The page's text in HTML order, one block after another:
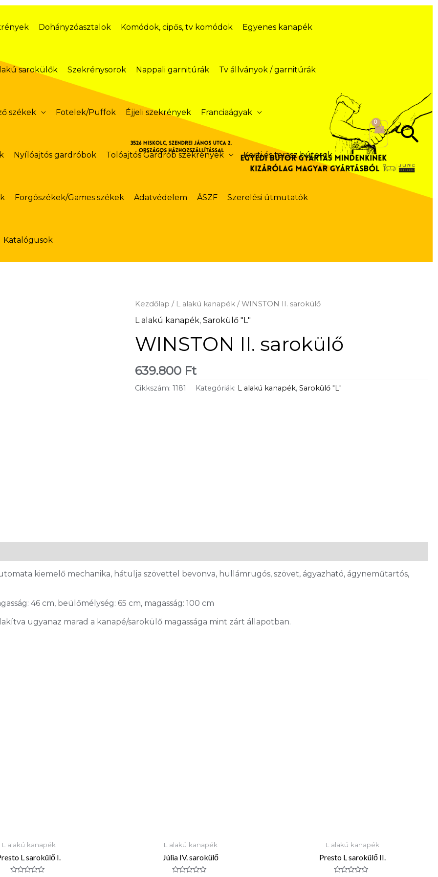
Dohányzóasztalok Komódok, cipős, tv komódok Egyenes kanapék
sarokülők Szekrénysorok Nappali garnitúrák Tv állványok / garnitúrák
székek Fotelek/Puffok Éjjeli szekrények Franciaágyak
Nyílóajtós gardróbok Tolóajtós Gardrób szekrények Kerti és terasz bútorok
Forgószékek/Games székek Adatvédelem ÁSZF Szerelési útmutatók
Katalógusok
Kezdőlap / L alakú kanapék / WINSTON II. sarokülő
L alakú kanapék,Sarokülő "L"
WINSTON II. sarokülő
639.800 Ft
Cikkszám:1181 Kategóriák: L alakú kanapék,Sarokülő "L"
kiemelő mechanika, hátulja szövettel bevonva, hullámrugós, szövet, ágyazható, ágyneműtartós,
46 cm, beülőmélység: 65 cm, magasság: 100 cm
ugyanaz marad a kanapé/sarokülő magassága mint zárt állapotban.
L alakú kanapék
L sarokülő I.
L alakú kanapék
Júlia IV. sarokülő
L alakú kanapék
Presto L sarokülő II.